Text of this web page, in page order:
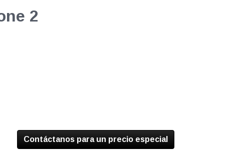
2
Contáctanos para un precio especial